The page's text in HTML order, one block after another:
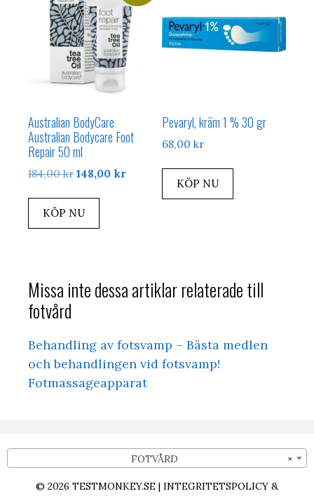
Australian BodyCare
Australian Bodycare Foot
Repair 50 ml
184,00kr Det
var:
148,00 krDet
nuvarande
KÖP NU
Pevaryl, kräm 1 % 30 gr
68,00kr
KÖP NU
Missa inte dessa artiklar relaterade till
fotvård
Behandling av fotsvamp – Bästa medlen
och behandlingen vid fotsvamp!
Fotmassageapparat
×
FOTVÅRD
© 2026 TESTMONKEY.SE | INTEGRITETSPOLICY &